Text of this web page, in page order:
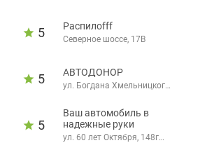
5 Распилоfff
Северное шоссе, 17В
5 АВТОДОНОР
ул. Богдана Хмельницкого,
5
Ваш автомобиль в
надежные руки
ул. 60 лет Октября, 148г